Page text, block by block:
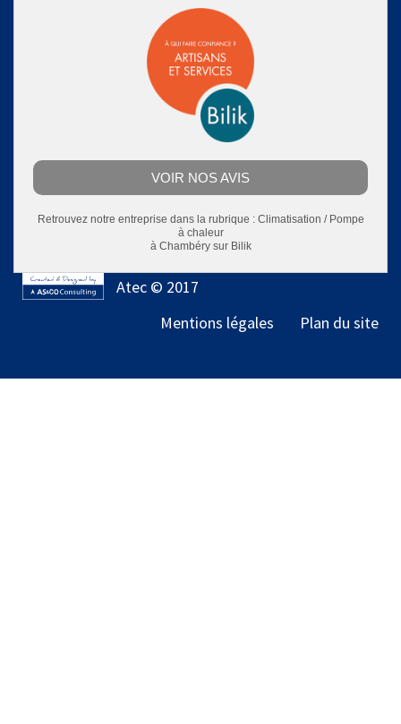
VOIR NOS AVIS
Retrouvez notre entreprise dans la rubrique : Climatisation / Pompe
à chaleur
à Chambérysur Bilik
Atec © 2017
Mentions légales
Plan du site